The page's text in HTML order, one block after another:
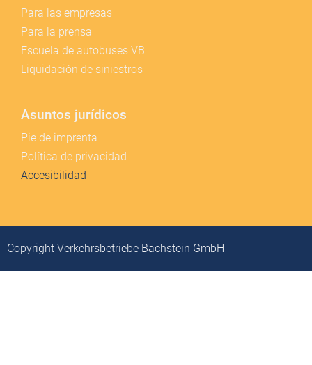
Para las empresas
Para la prensa
Escuela de autobuses VB
Liquidación de siniestros
Asuntos jurídicos
Pie de imprenta
Política de privacidad
Accesibilidad
Copyright Verkehrsbetriebe Bachstein GmbH